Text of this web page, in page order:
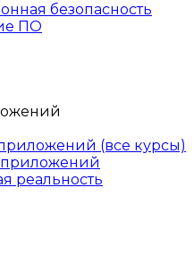
безопасность
ПО
(все курсы)
реальность